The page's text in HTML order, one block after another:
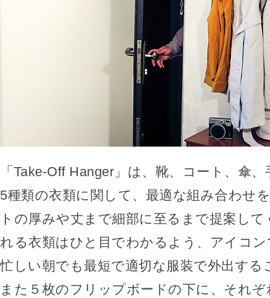
「Take-Off Hanger」は、靴、コート、傘
5種類の衣類に関して、最適な組み合わせ
トの厚みや丈まで細部に至るまで提案し
れる衣類はひと目でわかるよう、アイコ
忙しい朝でも最短で適切な服装で外出する
また５枚のフリップボードの下に、それ